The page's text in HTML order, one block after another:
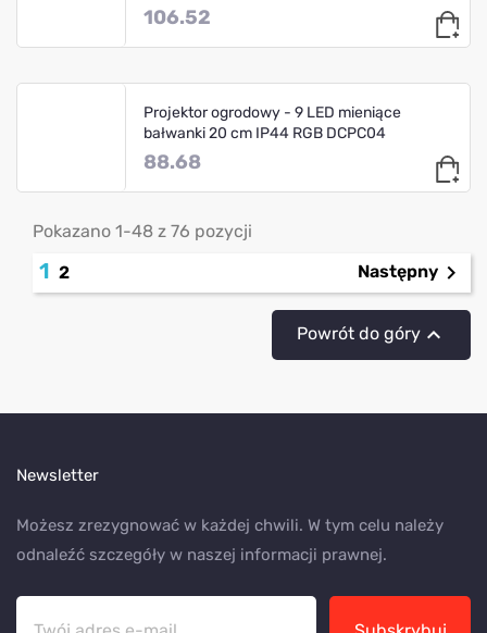
106.52
Projektor ogrodowy - 9 LED mieniące
bałwanki 20 cm IP44 RGB DCPC04
88.68
Pokazano 1-48 z 76 pozycji
1 2 Następny 
Powrót do góry
Newsletter
Możesz zrezygnować w każdej chwili. W tym celu należy
odnaleźć szczegóły w naszej informacji prawnej.